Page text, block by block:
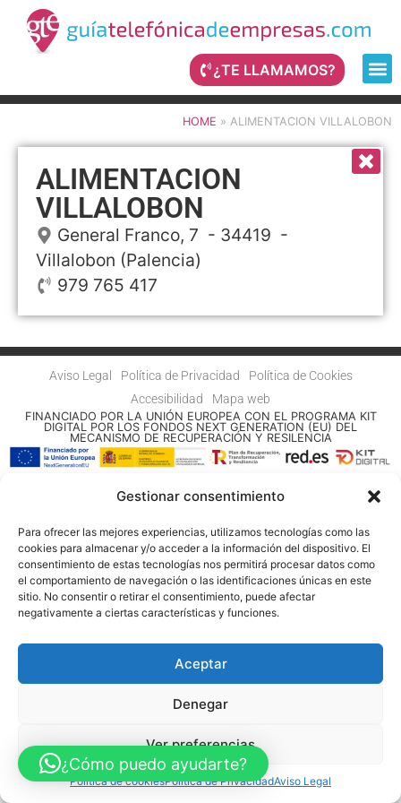
Gestionar consentimiento
Para ofrecer las mejores experiencias, utilizamos tecnologías como las
cookies para almacenar y/o acceder a la información del dispositivo. El
consentimiento de estas tecnologías nos permitirá procesar datos como
el comportamiento de navegación o las identificaciones únicas en este
sitio. No consentir o retirar el consentimiento, puede afectar
negativamente a ciertas características y funciones.
Aceptar
Denegar
Ver preferencias
Política de cookiesPolítica de PrivacidadAviso Legal
¿TE LLAMAMOS?
HOME » ALIMENTACION VILLALOBON
ALIMENTACION
VILLALOBON
General Franco, 7 - 34419 -
Villalobon (Palencia)
979 765 417
Aviso Legal Política de Privacidad
Política de Cookies
Accesibilidad
Mapa web
FINANCIADO POR LA UNIÓN EUROPEA CON EL PROGRAMA KIT
DIGITAL POR LOS FONDOS NEXT GENERATION (EU) DEL
MECANISMO DE RECUPERACIÓN Y RESILENCIA
¿Cómo puedo ayudarte?